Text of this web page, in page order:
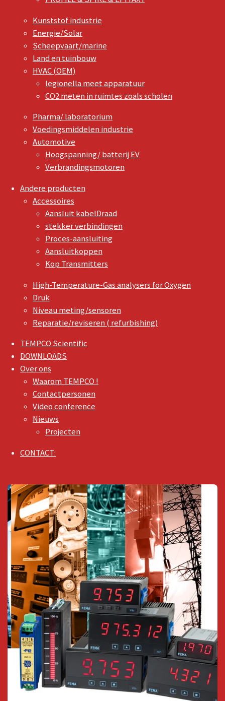
Kunststof industrie
Energie/Solar
Scheepvaart/marine
Land en tuinbouw
HVAC (OEM)
legionella meet apparatuur
CO2 meten in ruimtes zoals scholen
Pharma/ laboratorium
Voedingsmiddelen industrie
Automotive
Hoogspanning/ batterij EV
Verbrandingsmotoren
Andere producten
Accessoires
Aansluit kabelDraad
stekker verbindingen
Proces-aansluiting
Aansluitkoppen
Kop Transmitters
High-Temperature-Gas analysers for Oxygen
Druk
Niveau meting/sensoren
Reparatie/reviseren ( refurbishing)
TEMPCO Scientific
DOWNLOADS
Over ons
Waarom TEMPCO !
Contactpersonen
Video conference
Nieuws
Projecten
CONTACT: